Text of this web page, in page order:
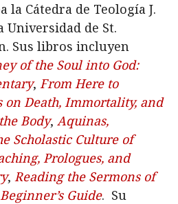
la Cátedra de Teología J.
de St.
Sus libros incluyen
of the Soul into God:
, From Here to
Death, Immortality, and
Body, Aquinas,
Scholastic Culture of
Prologues, and
, Reading the Sermons of
Guide. Su